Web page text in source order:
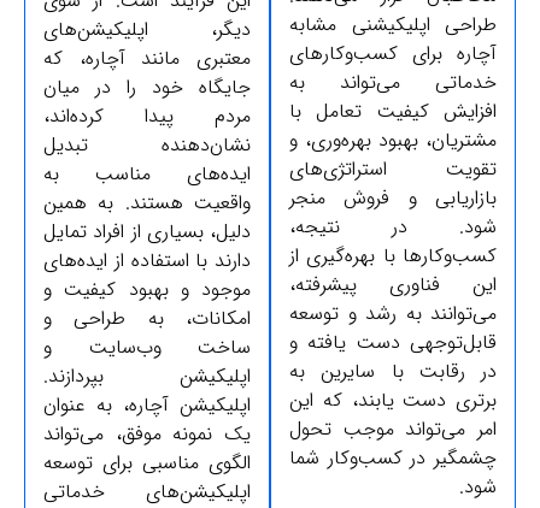
اپلیکیشنی مشابه
برای کسب‌وکارهای
می‌تواند به
کیفیت تعامل با
بهبود بهره‌وری، و
استراتژی‌های
و فروش منجر
در نتیجه،
با بهره‌گیری از
فناوری پیشرفته،
به رشد و توسعه
دست یافته و
رقابت با سایرین به
دست یابند، که این
می‌تواند موجب تحول
در کسب‌وکار شما
دیگر، اپلیکیشن‌های
معتبری مانند آچاره، که
جایگاه خود را در میان
مردم پیدا کرده‌اند،
نشان‌دهنده تبدیل
ایده‌های مناسب به
واقعیت هستند. به همین
دلیل، بسیاری از افراد تمایل
دارند با استفاده از ایده‌های
موجود و بهبود کیفیت و
امکانات، به طراحی و
ساخت وب‌سایت و
اپلیکیشن بپردازند.
اپلیکیشن آچاره، به عنوان
یک نمونه موفق، می‌تواند
الگوی مناسبی برای توسعه
اپلیکیشن‌های خدماتی